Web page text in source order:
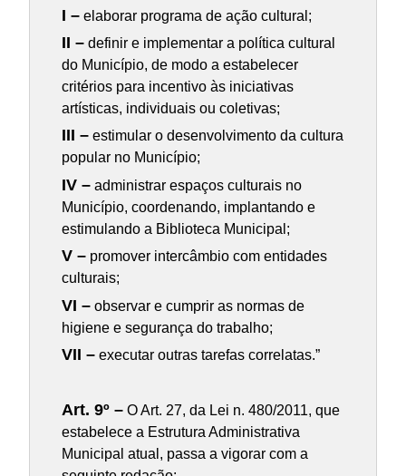
I – elaborar programa de ação cultural;
II – definir e implementar a política cultural
do Município, de modo a estabelecer
critérios para incentivo às iniciativas
artísticas, individuais ou coletivas;
III – estimular o desenvolvimento da cultura
popular no Município;
IV – administrar espaços culturais no
Município, coordenando, implantando e
estimulando a Biblioteca Municipal;
V – promover intercâmbio com entidades
culturais;
VI – observar e cumprir as normas de
higiene e segurança do trabalho;
VII – executar outras tarefas correlatas.”
Art. 9º – O Art. 27, da Lei n. 480/2011, que
estabelece a Estrutura Administrativa
Municipal atual, passa a vigorar com a